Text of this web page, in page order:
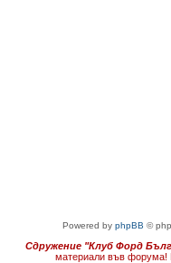
Powered by phpBB ©
Сдружение "Клуб Форд
материали във форума!